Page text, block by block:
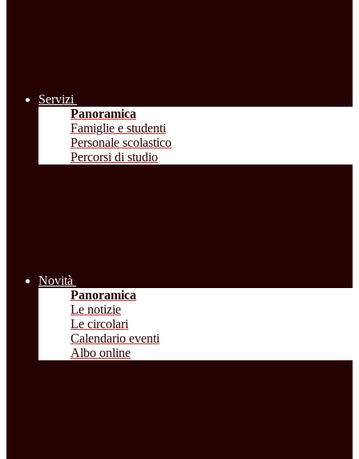
Servizi
Panoramica
Famiglie e studenti
Personale scolastico
Percorsi di studio
Novità
Panoramica
Le notizie
Le circolari
Calendario eventi
Albo online